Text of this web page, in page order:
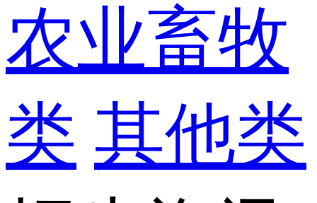
农业畜牧
类 其他类